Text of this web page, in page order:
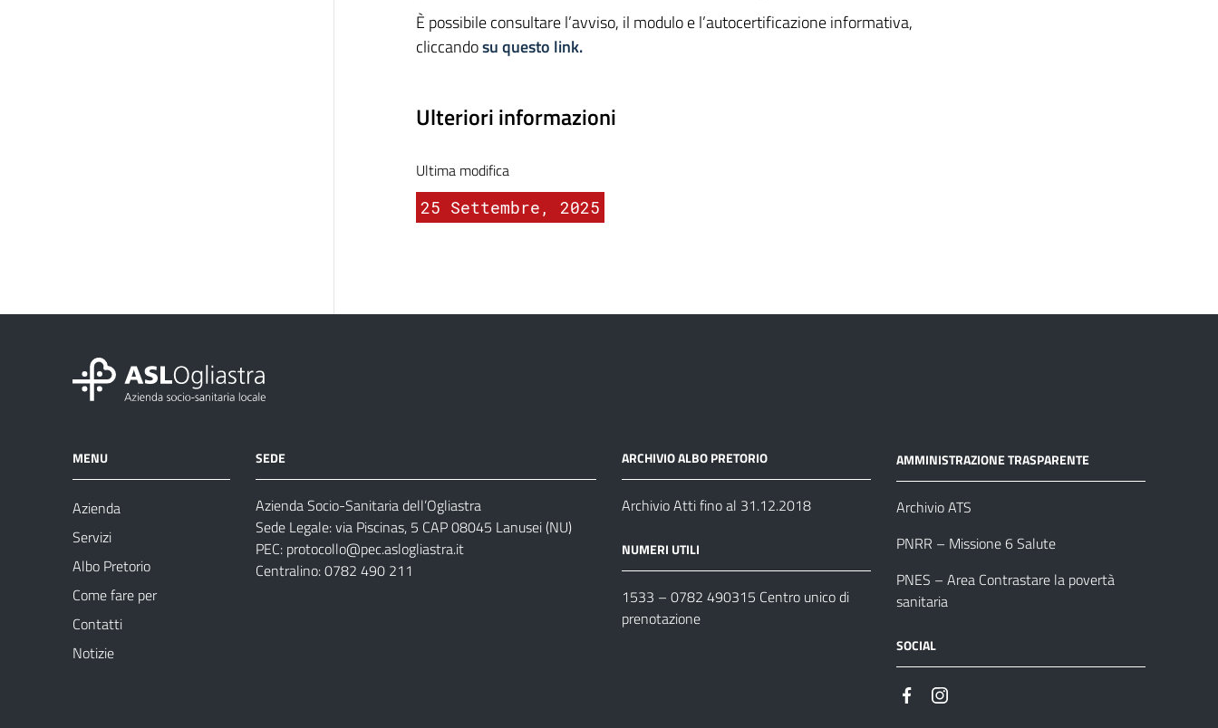
È possibile consultare l’avviso, il modulo e l’autocertificazione informativa,
cliccandosu questo link.
Ulteriori informazioni
Ultima modifica
25 Settembre, 2025
MENU
Azienda
Servizi
Albo Pretorio
Come fare per
Contatti
Notizie
SEDE
Azienda Socio-Sanitaria dell’Ogliastra
Sede Legale: via Piscinas, 5 CAP 08045 Lanusei (NU)
PEC: protocollo@pec.aslogliastra.it
Centralino: 0782 490 211
ARCHIVIO ALBO PRETORIO
Archivio Atti fino al 31.12.2018
NUMERI UTILI
1533 – 0782 490315 Centro unico di
prenotazione
AMMINISTRAZIONE TRASPARENTE
Archivio ATS
PNRR – Missione 6 Salute
PNES – Area Contrastare la povertà
sanitaria
SOCIAL